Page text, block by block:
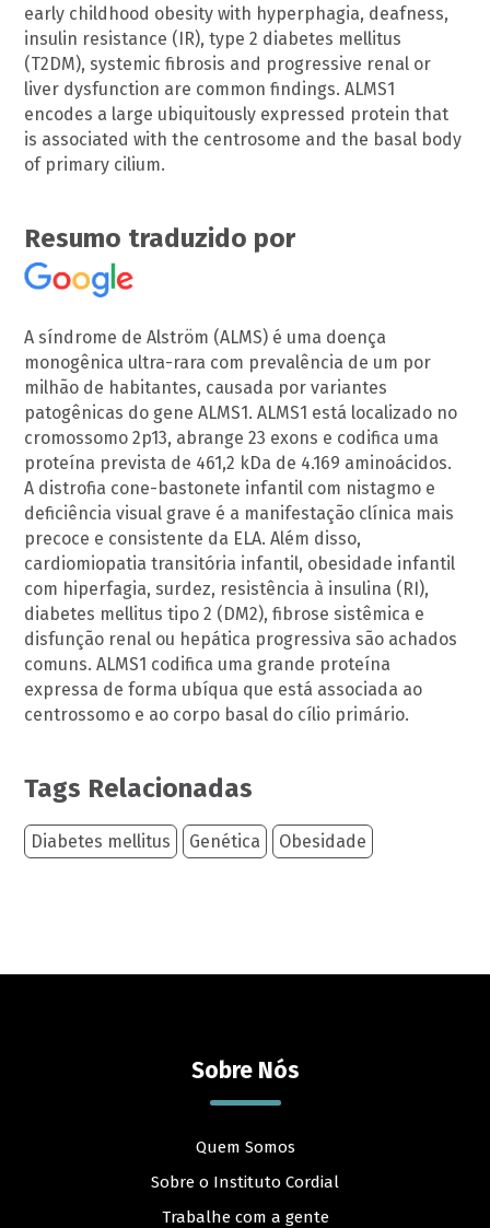
early childhood obesity with hyperphagia, deafness,
insulin resistance (IR), type 2 diabetes mellitus
(T2DM), systemic fibrosis and progressive renal or
liver dysfunction are common findings. ALMS1
encodes a large ubiquitously expressed protein that
is associated with the centrosome and the basal body
of primary cilium.
Resumo traduzido por
A síndrome de Alström (ALMS) é uma doença
monogênica ultra-rara com prevalência de um por
milhão de habitantes, causada por variantes
patogênicas do gene ALMS1. ALMS1 está localizado no
cromossomo 2p13, abrange 23 exons e codifica uma
proteína prevista de 461,2 kDa de 4.169 aminoácidos.
A distrofia cone-bastonete infantil com nistagmo e
deficiência visual grave é a manifestação clínica mais
precoce e consistente da ELA. Além disso,
cardiomiopatia transitória infantil, obesidade infantil
com hiperfagia, surdez, resistência à insulina (RI),
diabetes mellitus tipo 2 (DM2), fibrose sistêmica e
disfunção renal ou hepática progressiva são achados
comuns. ALMS1 codifica uma grande proteína
expressa de forma ubíqua que está associada ao
centrossomo e ao corpo basal do cílio primário.
Tags Relacionadas
Diabetes mellitus Genética Obesidade
Sobre Nós
Quem Somos
Sobre o Instituto Cordial
Trabalhe com a gente